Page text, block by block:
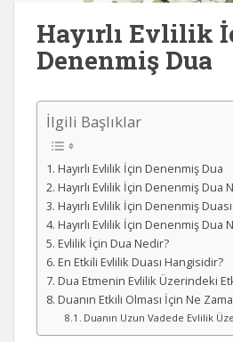
Hayırlı Evlilik
Denenmiş Dua
İlgili Başlıklar
Hayırlı Evlilik İçin Denenmiş Dua
Hayırlı Evlilik İçin Denenmiş Dua
Hayırlı Evlilik İçin Denenmiş Duası
Hayırlı Evlilik İçin Denenmiş Dua
Evlilik İçin Dua Nedir?
En Etkili Evlilik Duası Hangisidir?
Dua Etmenin Evlilik Üzerindeki
Duanın Etkili Olması İçin Ne
Duanın Uzun Vadede Evlilik